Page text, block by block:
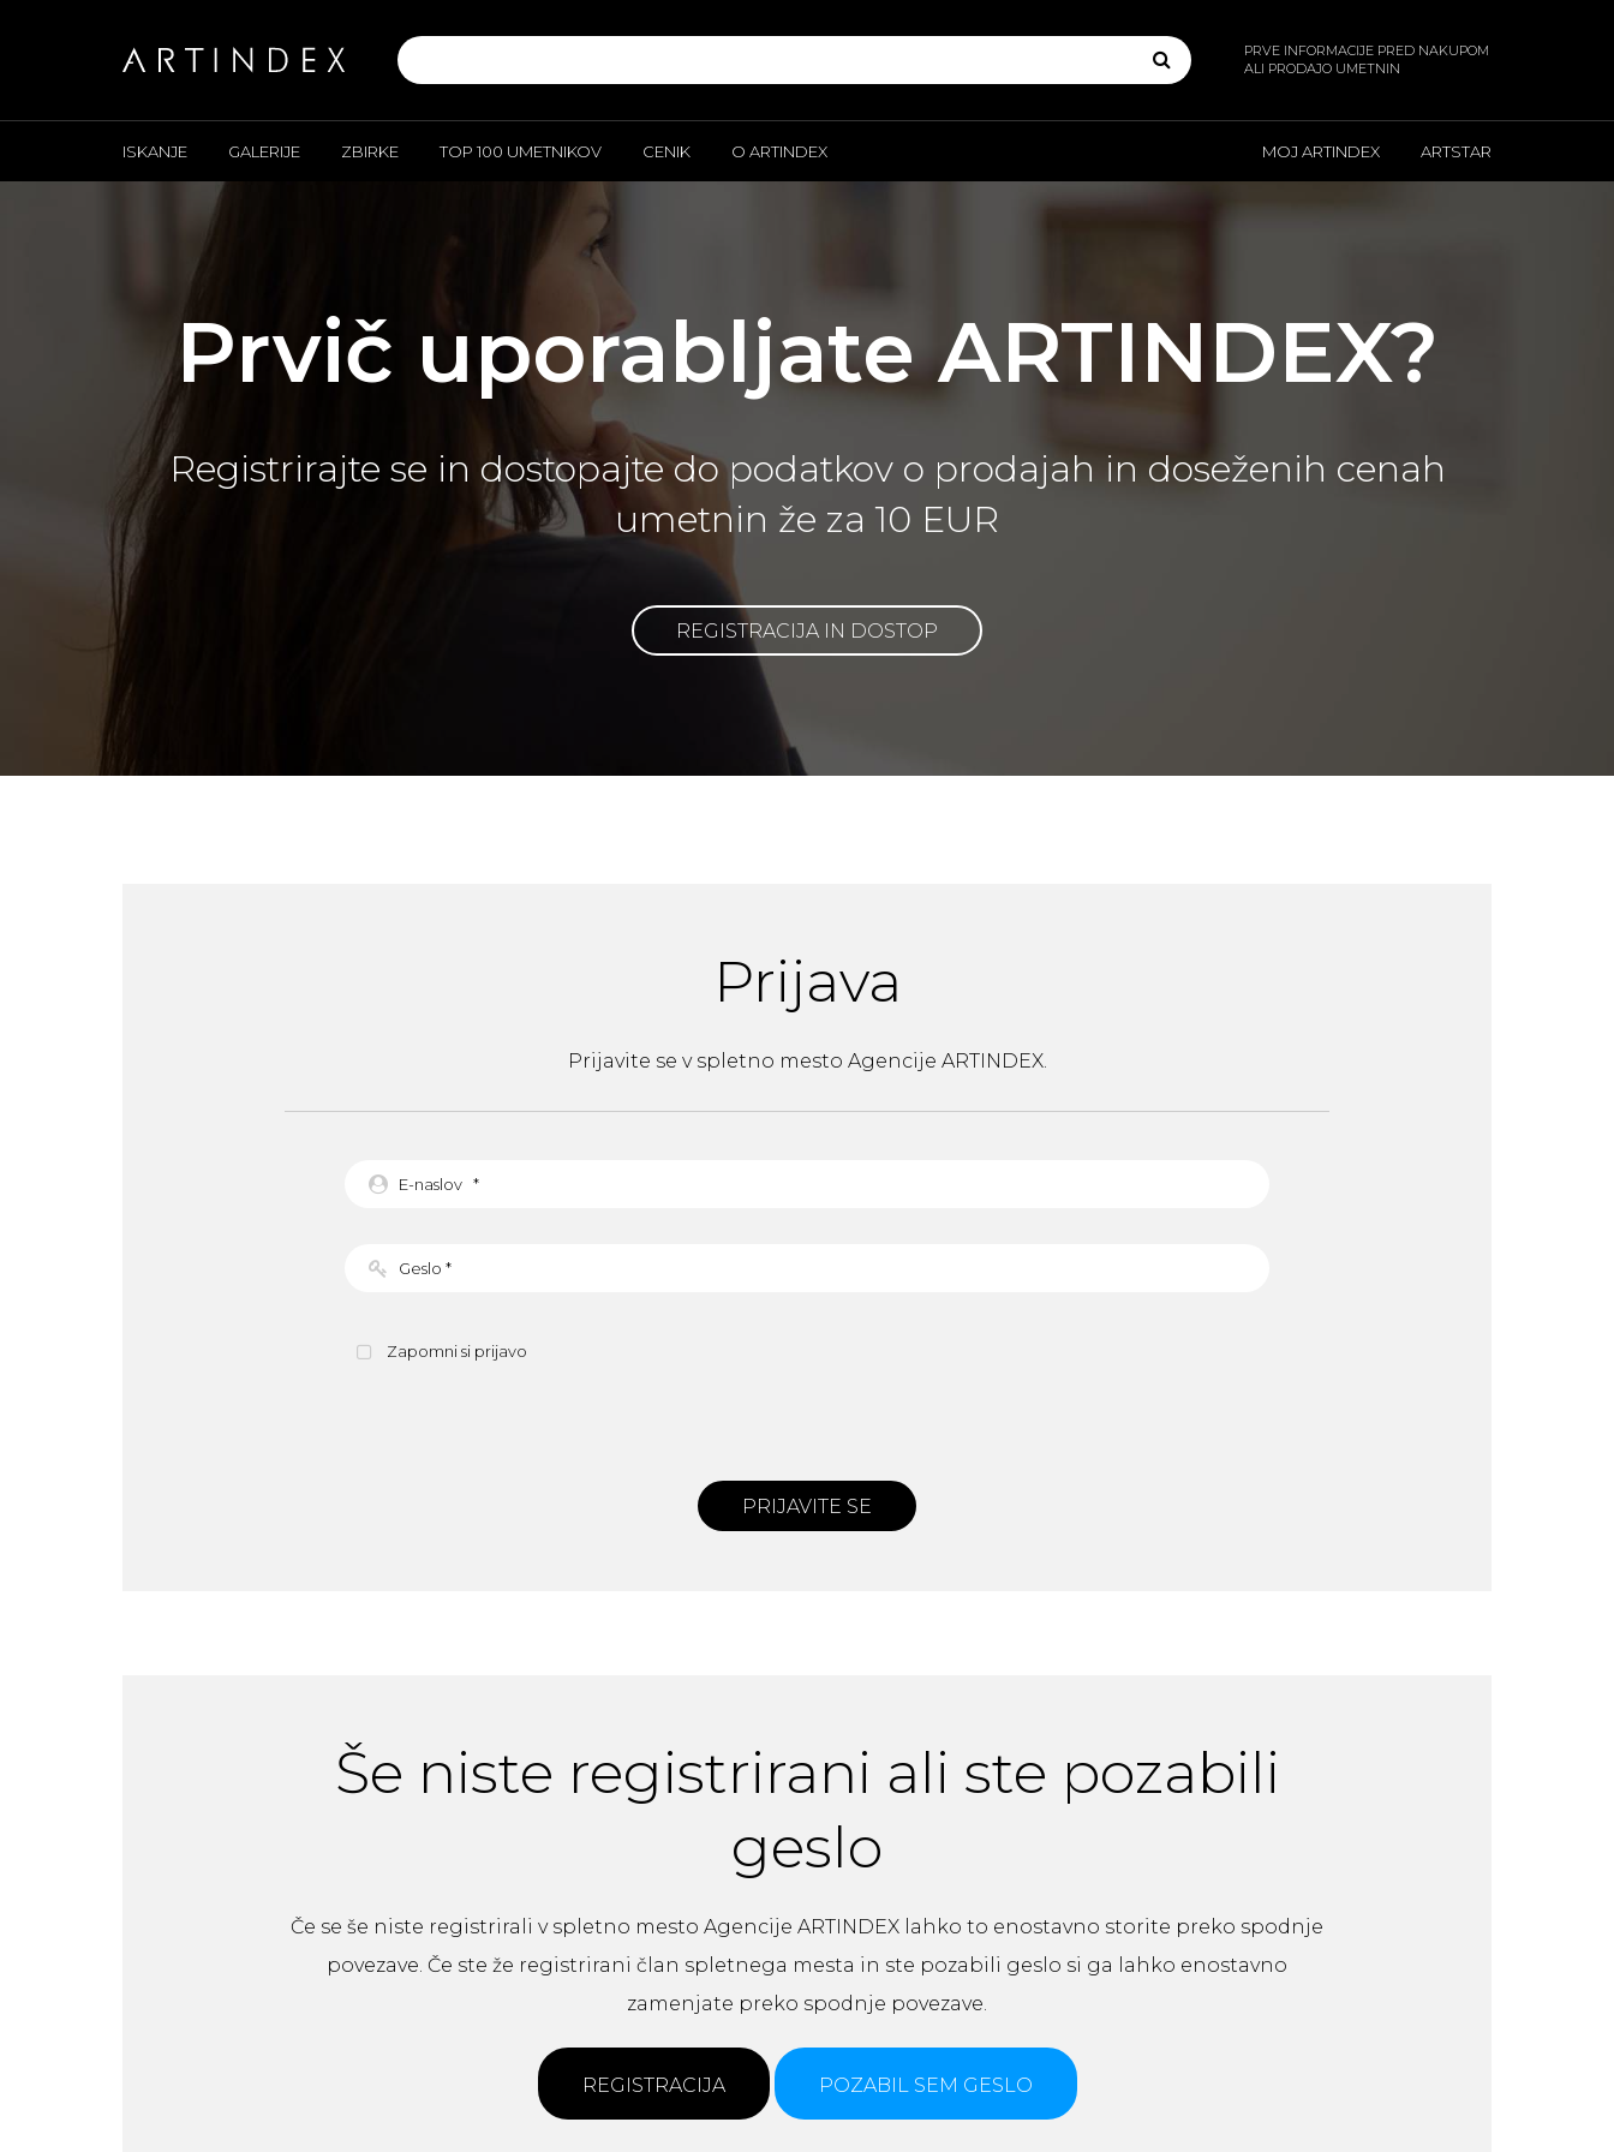
PRVE INFORMACIJE PRED NAKUPOM
ALI PRODAJO UMETNIN
ISKANJE GALERIJE ZBIRKE TOP 100 UMETNIKOV CENIK O ARTINDEX MOJ ARTINDEX ARTSTAR
Prvič uporabljate ARTINDEX?
Registrirajte se in dostopajte do podatkov o prodajah in doseženih cenah
umetnin že za 10 EUR
REGISTRACIJA IN DOSTOP
Prijava
Prijavite se v spletno mesto Agencije ARTINDEX.
Zapomni si prijavo
PRIJAVITE SE
Še niste registrirani ali ste pozabili
geslo
Če se še niste registrirali v spletno mesto Agencije ARTINDEX lahko to enostavno storite preko spodnje
povezave. Če ste že registrirani član spletnega mesta in ste pozabili geslo si ga lahko enostavno
zamenjate preko spodnje povezave.
REGISTRACIJA POZABIL SEM GESLO